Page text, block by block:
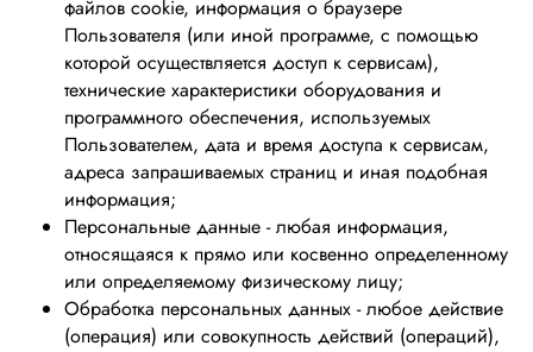
файлов cookie, информация о браузере
Пользователя (или иной программе, с помощью
которой осуществляется доступ к сервисам),
технические характеристики оборудования и
программного обеспечения, используемых
Пользователем, дата и время доступа к сервисам,
адреса запрашиваемых страниц и иная подобная
информация;
Персональные данные - любая информация,
относящаяся к прямо или косвенно определенному
или определяемому физическому лицу;
Обработка персональных данных - любое действие
(операция) или совокупность действий (операций),